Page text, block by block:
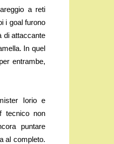
a reti
i goal furono
di attaccante
In quel
entrambe,
Iorio e
tecnico non
puntare
al completo.